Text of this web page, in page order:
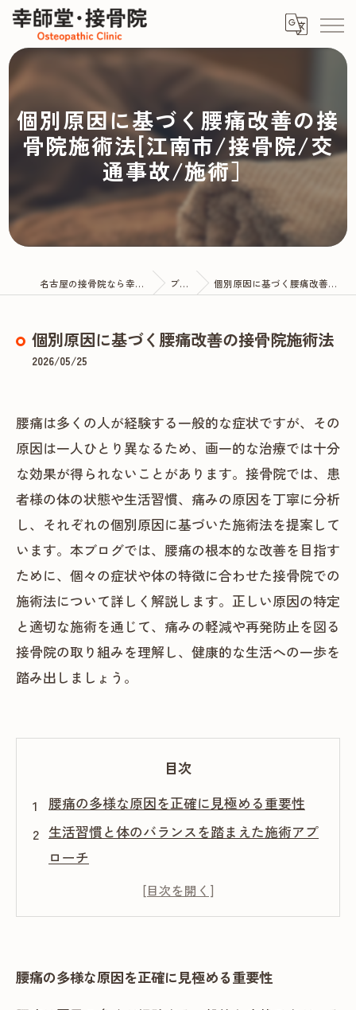
個別原因に基づく腰痛改善の接
骨院施術法[江南市/接骨院/交
通事故/施術］
名古屋の接骨院なら幸師堂・接骨院 ブログ 個別原因に基づく腰痛改善の接骨院施術法
個別原因に基づく腰痛改善の接骨院施術法
2026/05/25
腰痛は多くの人が経験する一般的な症状ですが、その
原因は一人ひとり異なるため、画一的な治療では十分
な効果が得られないことがあります。接骨院では、患
者様の体の状態や生活習慣、痛みの原因を丁寧に分析
し、それぞれの個別原因に基づいた施術法を提案して
います。本ブログでは、腰痛の根本的な改善を目指す
ために、個々の症状や体の特徴に合わせた接骨院での
施術法について詳しく解説します。正しい原因の特定
と適切な施術を通じて、痛みの軽減や再発防止を図る
接骨院の取り組みを理解し、健康的な生活への一歩を
踏み出しましょう。
目次
腰痛の多様な原因を正確に見極める重要性
生活習慣と体のバランスを踏まえた施術アプ
ローチ
個別原因に応じた多様な施術技術の活用
施術後のセルフケアと再発防止に向けた取り
個別原因に基づく施術の効果と患者様の声
腰痛の多様な原因を正確に見極める重要性